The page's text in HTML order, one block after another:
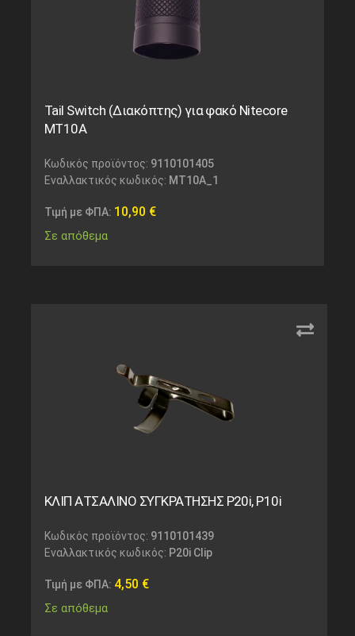
Tail Switch (Διακόπτης) για φακό Nitecore
MT10A
Κωδικός προϊόντος: 9110101405
Εναλλακτικός κωδικός: MT10A_1
Τιμή με ΦΠΑ: 10,90 €
Σε απόθεμα
ΚΛΙΠ ΑΤΣΑΛΙΝΟ ΣΥΓΚΡΑΤΗΣΗΣ P20i, P10i
Κωδικός προϊόντος: 9110101439
Εναλλακτικός κωδικός: P20i Clip
Τιμή με ΦΠΑ: 4,50 €
Σε απόθεμα